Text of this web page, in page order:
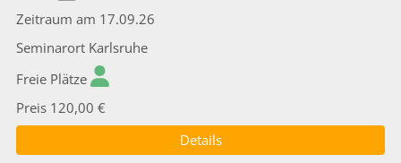
Zeitraum am 17.09.26
Seminarort Karlsruhe
Freie Plätze
Preis 120,00 €
Details